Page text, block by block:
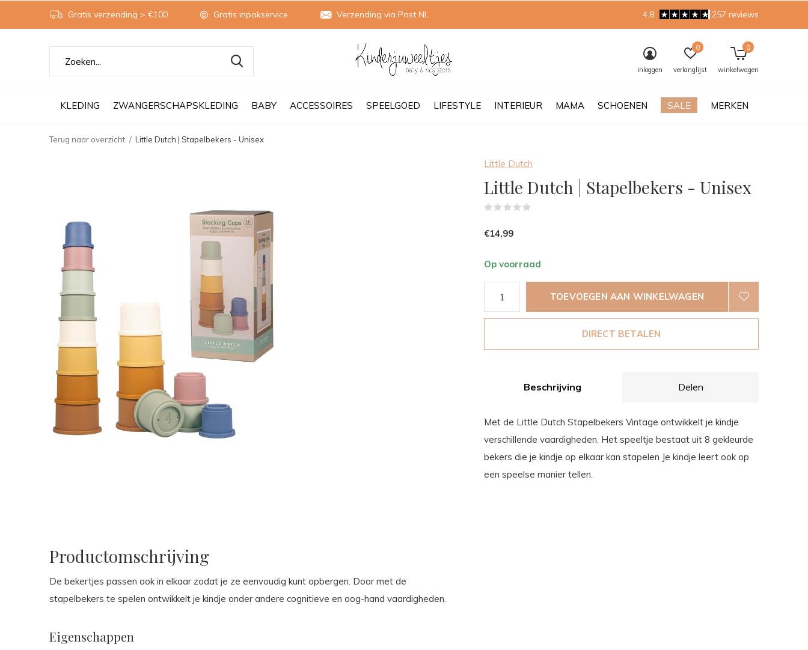
KLEDING ZWANGERSCHAPSKLEDING BABY ACCESSOIRES SPEELGOED LIFESTYLE INTERIEUR MAMA SCHOENEN SALE MERKEN
inloggen verlanglijst
0
winkelwagen
0
Gratis verzending > €100 Gratis inpakservice Verzending via Post NL 4.8 257 reviews
Terug naar overzicht Little Dutch | Stapelbekers - Unisex
Little Dutch
Little Dutch | Stapelbekers - Unisex
€14,99
Op voorraad
TOEVOEGEN AAN WINKELWAGEN
DIRECT BETALEN
Beschrijving Delen
Met de Little Dutch Stapelbekers Vintage ontwikkelt je kindje
verschillende vaardigheden. Het speeltje bestaat uit 8 gekleurde
bekers die je kindje op elkaar kan stapelen Je kindje leert ook op
een speelse manier tellen.
Productomschrijving
De bekertjes passen ook in elkaar zodat je ze eenvoudig kunt opbergen. Door met de
stapelbekers te spelen ontwikkelt je kindje onder andere cognitieve en oog-hand vaardigheden.
Eigenschappen